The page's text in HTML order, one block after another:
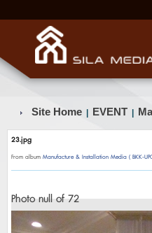
Site Home EVENT
23.jpg
From album Manufacture & Installation Media ( BKK-
Photo null of 72